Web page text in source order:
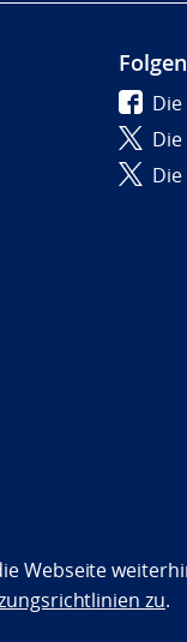
Webseite
zu.